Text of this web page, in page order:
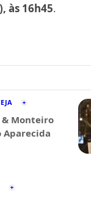
às 16h45.
Monteiro
Aparecida